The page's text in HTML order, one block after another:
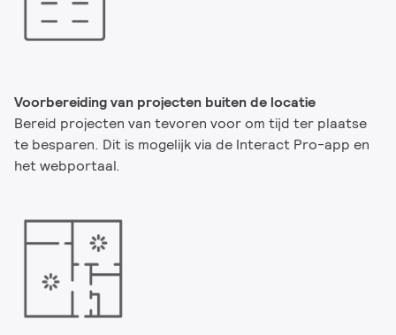
Voorbereiding van projecten buiten de locatie
Bereid projecten van tevoren voor om tijd ter plaatse
te besparen. Dit is mogelijk via de Interact Pro-app en
het webportaal.